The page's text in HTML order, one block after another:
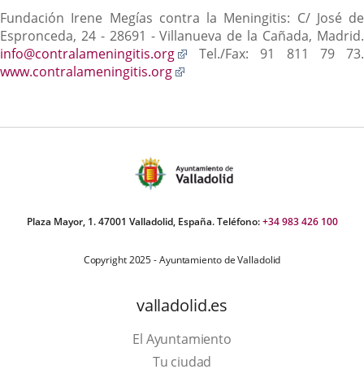
Fundación Irene Megías contra la Meningitis: C/ José de
Espronceda, 24 - 28691 - Villanueva de la Cañada, Madrid.
info@contralameningitis.org
Enlace
externa.
Tel./Fax: 91 811 79 73.
www.contralameningitis.org
aplicación
Plaza Mayor, 1. 47001 Valladolid, España. Teléfono:+34 983 426 100
Copyright 2025 - Ayuntamiento de Valladolid
valladolid.es
El Ayuntamiento
Tu ciudad